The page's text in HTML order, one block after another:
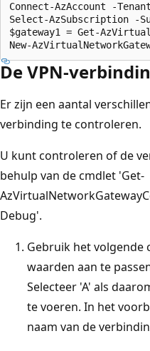
Connect-AzAccount -
Select-AzSubscription -
$gateway1 = Get-
De VPN-
Er zijn een aantal
verbinding te controleren.
U kunt controleren of de
behulp van de cmdlet 'Get-
Debug'.
Gebruik het volgende
waarden aan te
Selecteer 'A' als
te voeren. In het
naam van de